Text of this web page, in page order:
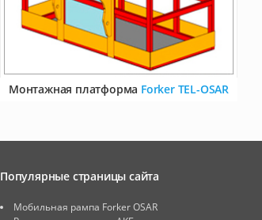
Монтажная платформа Forker TEL-OSAR
Популярные страницы сайта
Мобильная рампа Forker OSAR